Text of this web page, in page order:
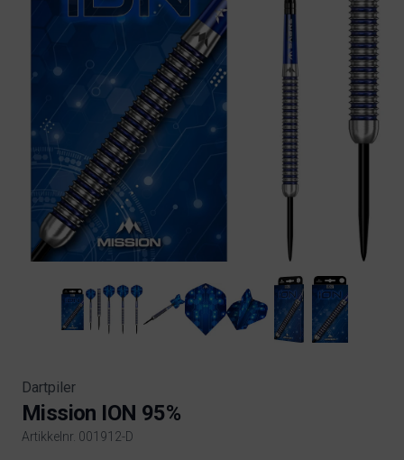
Dartpiler
Mission ION 95%
Artikkelnr. 001912-D